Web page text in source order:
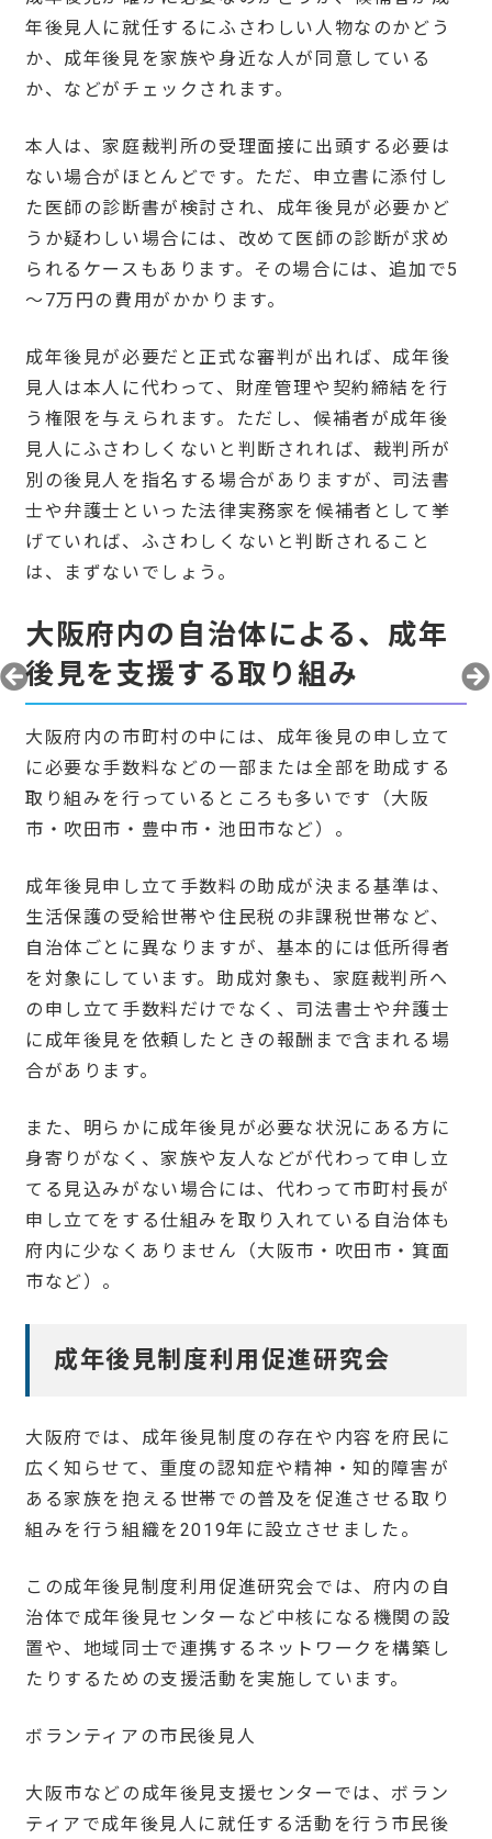
年後見人に就任するにふさわしい人物なのかどう
か、成年後見を家族や身近な人が同意している
か、などがチェックされます。
本人は、家庭裁判所の受理面接に出頭する必要は
ない場合がほとんどです。ただ、申立書に添付し
た医師の診断書が検討され、成年後見が必要かど
うか疑わしい場合には、改めて医師の診断が求め
られるケースもあります。その場合には、追加で5
～7万円の費用がかかります。
成年後見が必要だと正式な審判が出れば、成年後
見人は本人に代わって、財産管理や契約締結を行
う権限を与えられます。ただし、候補者が成年後
見人にふさわしくないと判断されれば、裁判所が
別の後見人を指名する場合がありますが、司法書
士や弁護士といった法律実務家を候補者として挙
げていれば、ふさわしくないと判断されること
は、まずないでしょう。
大阪府内の自治体による、成年
後見を支援する取り組み
大阪府内の市町村の中には、成年後見の申し立て
に必要な手数料などの一部または全部を助成する
取り組みを行っているところも多いです（大阪
市・吹田市・豊中市・池田市など）。
成年後見申し立て手数料の助成が決まる基準は、
生活保護の受給世帯や住民税の非課税世帯など、
自治体ごとに異なりますが、基本的には低所得者
を対象にしています。助成対象も、家庭裁判所へ
の申し立て手数料だけでなく、司法書士や弁護士
に成年後見を依頼したときの報酬まで含まれる場
合があります。
また、明らかに成年後見が必要な状況にある方に
身寄りがなく、家族や友人などが代わって申し立
てる見込みがない場合には、代わって市町村長が
申し立てをする仕組みを取り入れている自治体も
府内に少なくありません（大阪市・吹田市・箕面
市など）。
成年後見制度利用促進研究会
大阪府では、成年後見制度の存在や内容を府民に
広く知らせて、重度の認知症や精神・知的障害が
ある家族を抱える世帯での普及を促進させる取り
組みを行う組織を2019年に設立させました。
この成年後見制度利用促進研究会では、府内の自
治体で成年後見センターなど中核になる機関の設
置や、地域同士で連携するネットワークを構築し
たりするための支援活動を実施しています。
ボランティアの市民後見人
大阪市などの成年後見支援センターでは、ボラン
ティアで成年後見人に就任する活動を行う市民後